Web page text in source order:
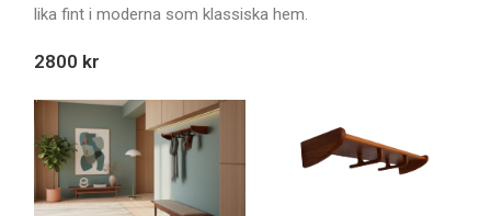
lika fint i moderna som klassiska hem.
2800 kr